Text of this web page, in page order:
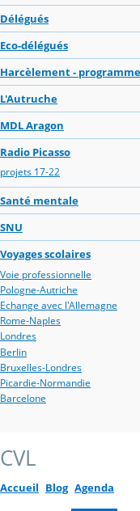
Délégués
Eco-délégués
Harcèlement -
L'Autruche
MDL Aragon
Radio Picasso
projets 17-22
Santé mentale
SNU
Voyages scolaires
Voie professionnelle
Pologne-Autriche
Echange avec l'Allemagne
Rome-Naples
Londres
Berlin
Bruxelles-Londres
Picardie-Normandie
Barcelone
CVL
Accueil Blog Agenda